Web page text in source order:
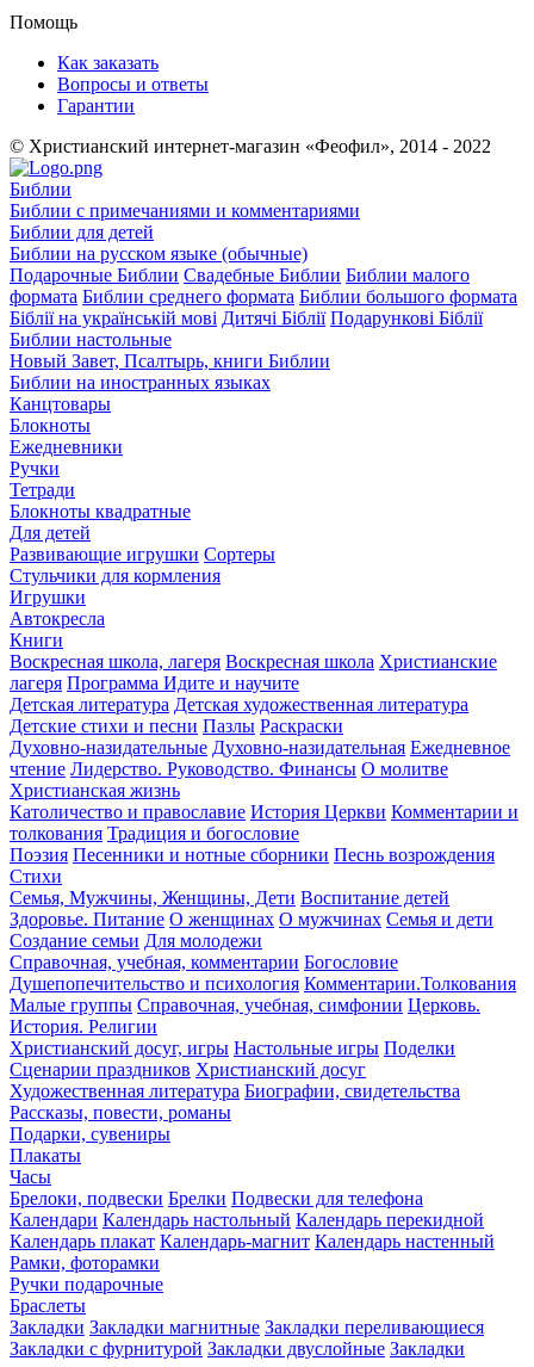
Помощь
Как заказать
Вопросы и ответы
Гарантии
© Христианский интернет-магазин «Феофил», 2014 - 2022
Библии
Библии с примечаниями и комментариями
Библии для детей
Библии на русском языке (обычные)
Подарочные Библии Свадебные Библии Библии малого
формата Библии среднего формата Библии большого формата
Біблії на українській мові Дитячі Біблії Подарункові Біблії
Библии настольные
Новый Завет, Псалтырь, книги Библии
Библии на иностранных языках
Канцтовары
Блокноты
Ежедневники
Ручки
Тетради
Блокноты квадратные
Для детей
Развивающие игрушки Сортеры
Стульчики для кормления
Игрушки
Автокресла
Книги
Воскресная школа, лагеря Воскресная школа Христианские
лагеря Программа Идите и научите
Детская литература Детская художественная литература
Детские стихи и песни Пазлы Раскраски
Духовно-назидательные Духовно-назидательная Ежедневное
чтение Лидерство. Руководство. Финансы О молитве
Христианская жизнь
Католичество и православие История Церкви Комментарии и
толкования Традиция и богословие
Поэзия Песенники и нотные сборники Песнь возрождения
Стихи
Семья, Мужчины, Женщины, Дети Воспитание детей
Здоровье. Питание О женщинах О мужчинах Семья и дети
Создание семьи Для молодежи
Справочная, учебная, комментарии Богословие
Душепопечительство и психология Комментарии.Толкования
Малые группы Справочная, учебная, симфонии Церковь.
История. Религии
Христианский досуг, игры Настольные игры Поделки
Сценарии праздников Христианский досуг
Художественная литература Биографии, свидетельства
Рассказы, повести, романы
Подарки, сувениры
Плакаты
Часы
Брелоки, подвески Брелки Подвески для телефона
Календари Календарь настольный Календарь перекидной
Календарь плакат Календарь-магнит Календарь настенный
Рамки, фоторамки
Ручки подарочные
Браслеты
Закладки Закладки магнитные Закладки переливающиеся
Закладки с фурнитурой Закладки двуслойные Закладки